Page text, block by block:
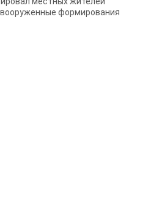
формирования